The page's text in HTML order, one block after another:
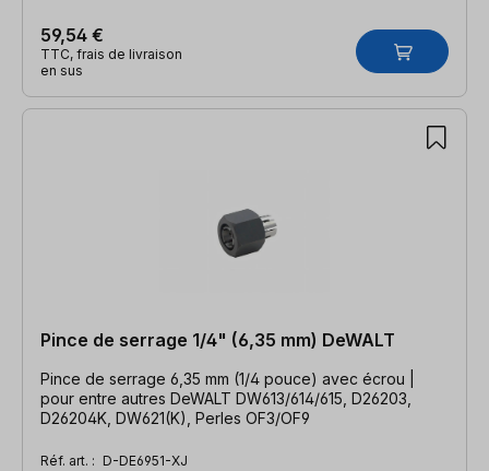
59,54 €
TTC, frais de livraison
en sus
Pince de serrage 1/4" (6,35 mm) DeWALT
Pince de serrage 6,35 mm (1/4 pouce) avec écrou |
pour entre autres DeWALT DW613/614/615, D26203,
D26204K, DW621(K), Perles OF3/OF9
Réf. art. : D-DE6951-XJ